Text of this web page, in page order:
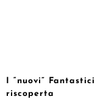
I “nuovi”
riscoperta